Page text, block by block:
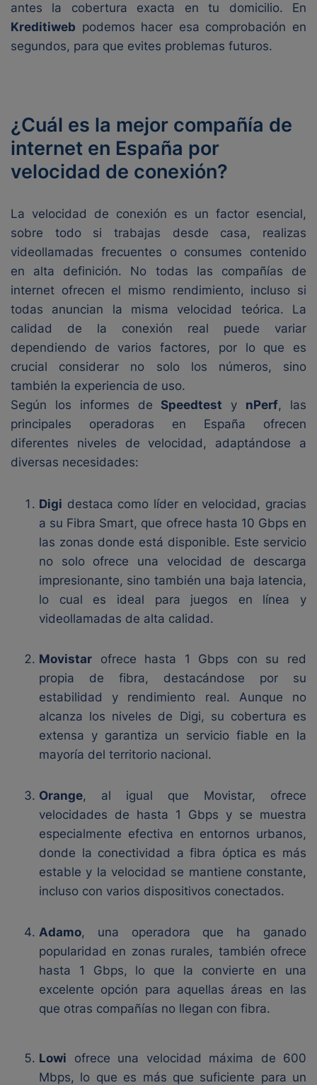
antes la cobertura exacta en tu domicilio. En
Kreditiweb podemos hacer esa comprobación en
segundos, para que evites problemas futuros.
¿Cuál es la mejor compañía de
internet en España por
velocidad de conexión?
La velocidad de conexión es un factor esencial,
sobre todo si trabajas desde casa, realizas
videollamadas frecuentes o consumes contenido
en alta definición. No todas las compañías de
internet ofrecen el mismo rendimiento, incluso si
todas anuncian la misma velocidad teórica. La
calidad de la conexión real puede variar
dependiendo de varios factores, por lo que es
crucial considerar no solo los números, sino
también la experiencia de uso.
Según los informes deSpeedtest y nPerf, las
principales operadoras en España ofrecen
diferentes niveles de velocidad, adaptándose a
diversas necesidades:
Digi destaca como líder en velocidad, gracias
a su Fibra Smart, que ofrece hasta 10 Gbps en
las zonas donde está disponible. Este servicio
no solo ofrece una velocidad de descarga
impresionante, sino también una baja latencia,
lo cual es ideal para juegos en línea y
videollamadas de alta calidad.
Movistar ofrece hasta 1 Gbps con su red
propia de fibra, destacándose por su
estabilidad y rendimiento real. Aunque no
alcanza los niveles de Digi, su cobertura es
extensa y garantiza un servicio fiable en la
mayoría del territorio nacional.
Orange, al igual que Movistar, ofrece
velocidades de hasta 1 Gbps y se muestra
especialmente efectiva en entornos urbanos,
donde la conectividad a fibra óptica es más
estable y la velocidad se mantiene constante,
incluso con varios dispositivos conectados.
Adamo, una operadora que ha ganado
popularidad en zonas rurales, también ofrece
hasta 1 Gbps, lo que la convierte en una
excelente opción para aquellas áreas en las
que otras compañías no llegan con fibra.
Lowi ofrece una velocidad máxima de 600
Mbps, lo que es más que suficiente para un